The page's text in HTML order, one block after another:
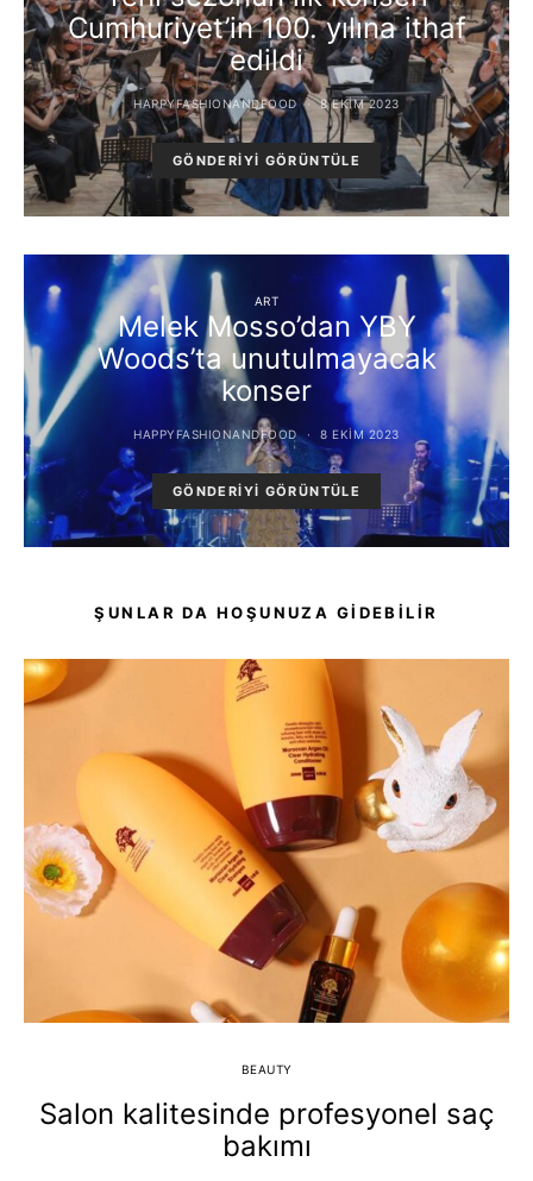
Cumhuriyet’in 100. yılına ithaf
edildi
HAPPYFASHIONANDFOOD 8 EKIM 2023
GÖNDERIYI GÖRÜNTÜLE
ART
Melek Mosso’dan YBY
Woods’ta unutulmayacak
konser
HAPPYFASHIONANDFOOD 8 EKIM 2023
GÖNDERIYI GÖRÜNTÜLE
ŞUNLAR DA HOŞUNUZA GIDEBILIR
BEAUTY
Salon kalitesinde profesyonel saç
bakımı